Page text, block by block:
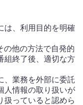
は、利用目的を明確
他の方法で自発的
組終了後、適切な方
、業務を外部に委託
人情報の取り扱いが
扱っていると認めら